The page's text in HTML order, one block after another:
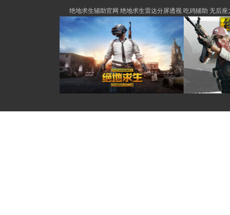
绝地求生辅助官网 绝地求生雷达分屏透视 吃鸡辅助 无后